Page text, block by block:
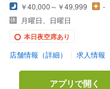
￥40,000～￥49,999
-
月曜日、日曜日
本日夜空席あり
店舗情報（詳細） 求人情報
アプリで開く